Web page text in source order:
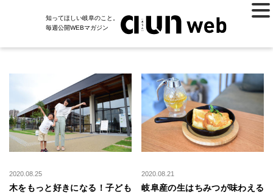
知ってほしい岐阜のこと。
毎週公開WEBマガジン
2020.08.25
木をもっと好きになる！子ども
2020.08.21
岐阜産の生はちみつが味わえる